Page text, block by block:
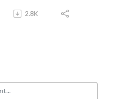
2.8K